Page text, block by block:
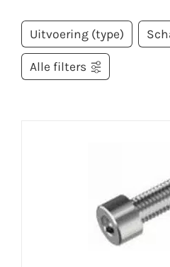
Uitvoering (type)
Alle filters